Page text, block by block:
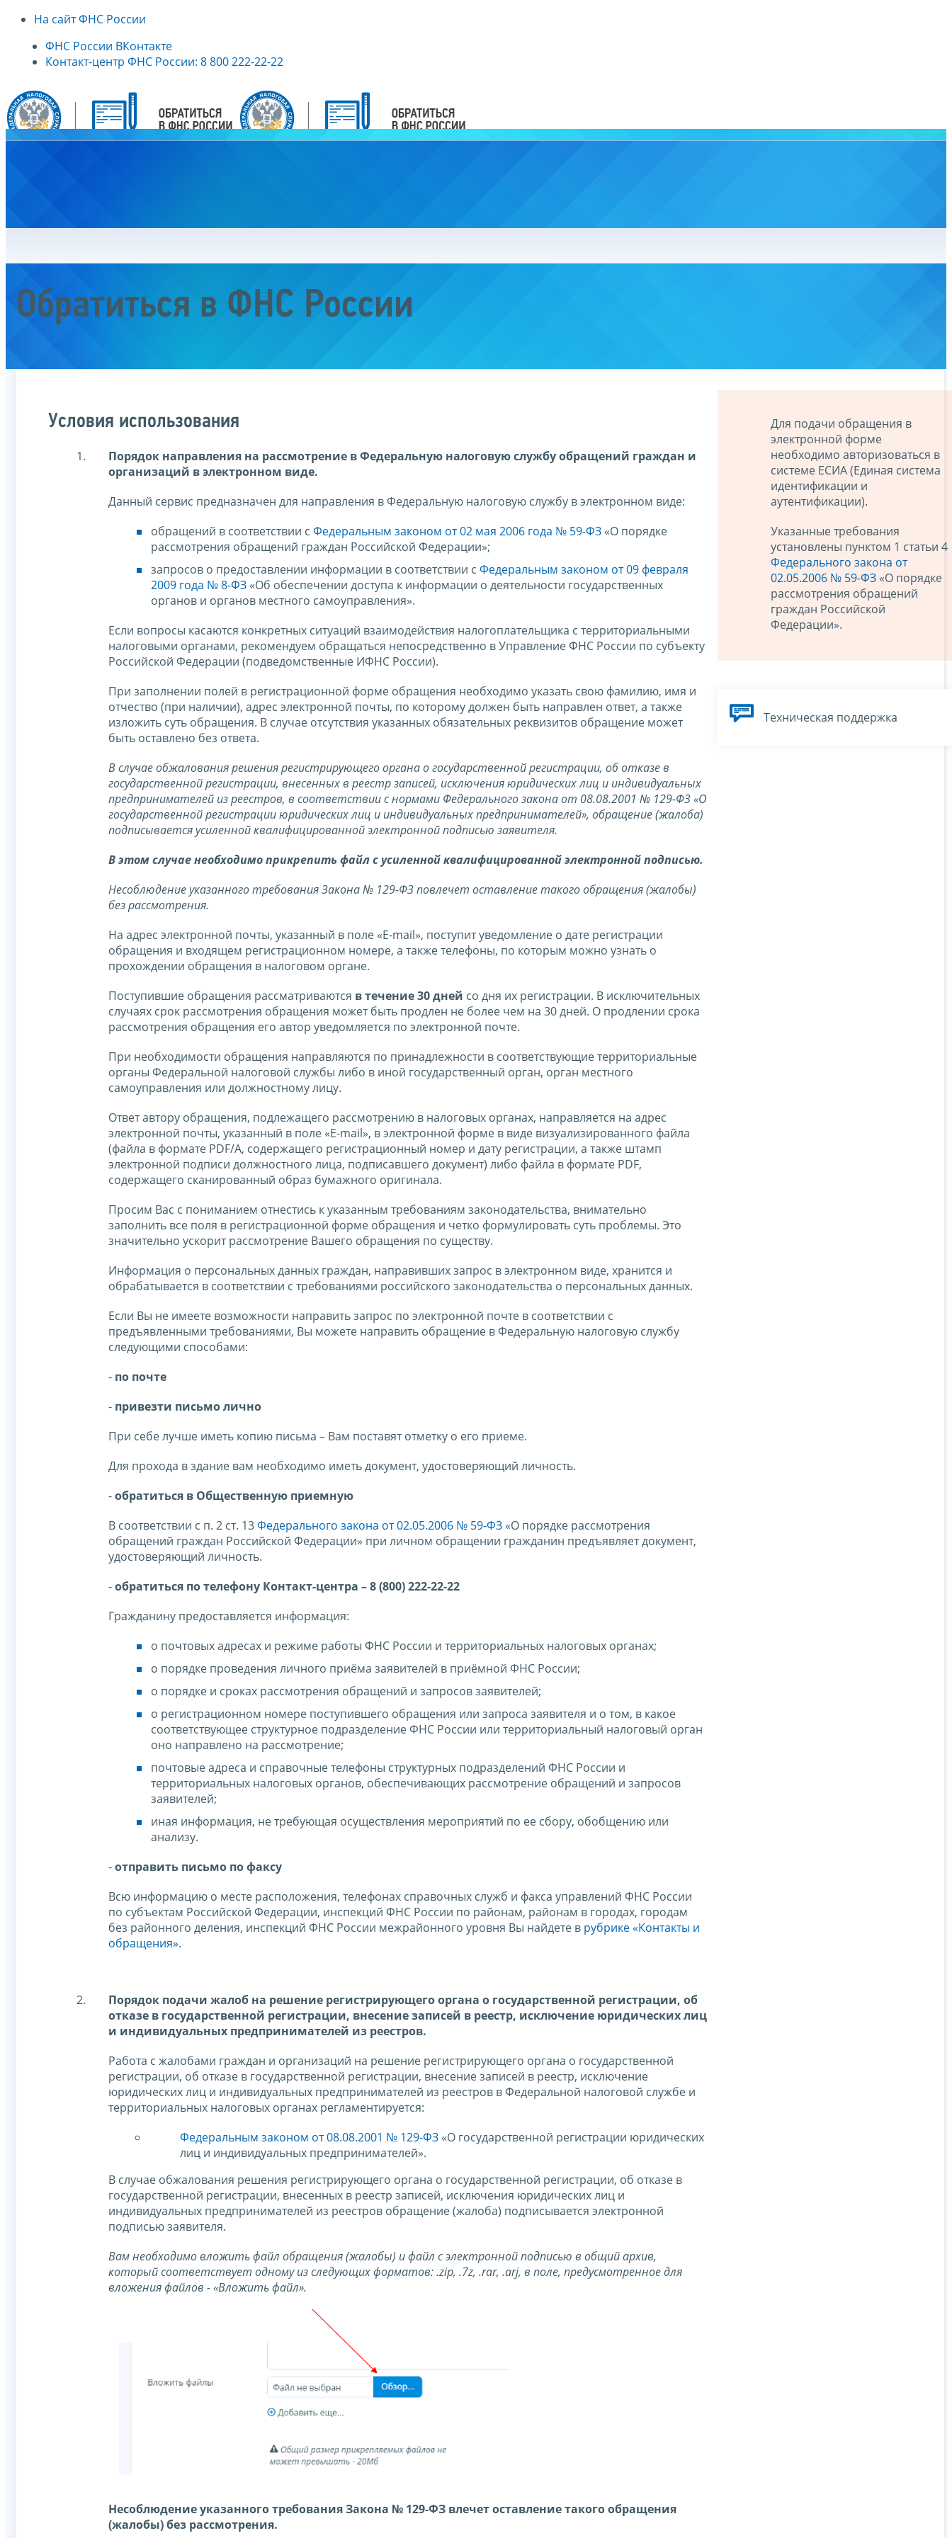
На сайт ФНС России
ФНС России ВКонтакте
Контакт-центр ФНС России: 8 800 222-22-22
Обратиться в ФНС России
Условия использования
Порядок направления на рассмотрение в Федеральную налоговую службу обращений граждан и
организаций в электронном виде.
Данный сервис предназначен для направления в Федеральную налоговую службу в электронном виде:
обращений в соответствии с Федеральным законом от 02 мая 2006 года № 59-ФЗ «О порядке
рассмотрения обращений граждан Российской Федерации»;
запросов о предоставлении информации в соответствии с Федеральным законом от 09 февраля
2009 года № 8-ФЗ «Об обеспечении доступа к информации о деятельности государственных
органов и органов местного самоуправления».
Если вопросы касаются конкретных ситуаций взаимодействия налогоплательщика с территориальными
налоговыми органами, рекомендуем обращаться непосредственно в Управление ФНС России по субъекту
Российской Федерации (подведомственные ИФНС России).
При заполнении полей в регистрационной форме обращения необходимо указать свою фамилию, имя и
отчество (при наличии), адрес электронной почты, по которому должен быть направлен ответ, а также
изложить суть обращения. В случае отсутствия указанных обязательных реквизитов обращение может
быть оставлено без ответа.
В случае обжалования решения регистрирующего органа о государственной регистрации, об отказе в
государственной регистрации, внесенных в реестр записей, исключения юридических лиц и индивидуальных
предпринимателей из реестров, в соответствии с нормами Федерального закона от 08.08.2001 № 129-ФЗ «О
государственной регистрации юридических лиц и индивидуальных предпринимателей», обращение (жалоба)
подписывается усиленной квалифицированной электронной подписью заявителя.
В этом случае необходимо прикрепить файл с усиленной квалифицированной электронной подписью.
Несоблюдение указанного требования Закона № 129-ФЗ повлечет оставление такого обращения (жалобы)
без рассмотрения.
На адрес электронной почты, указанный в поле «E-mail», поступит уведомление о дате регистрации
обращения и входящем регистрационном номере, а также телефоны, по которым можно узнать о
прохождении обращения в налоговом органе.
Поступившие обращения рассматриваются в течение 30 дней со дня их регистрации. В исключительных
случаях срок рассмотрения обращения может быть продлен не более чем на 30 дней. О продлении срока
рассмотрения обращения его автор уведомляется по электронной почте.
При необходимости обращения направляются по принадлежности в соответствующие территориальные
органы Федеральной налоговой службы либо в иной государственный орган, орган местного
самоуправления или должностному лицу.
Ответ автору обращения, подлежащего рассмотрению в налоговых органах, направляется на адрес
электронной почты, указанный в поле «E-mail», в электронной форме в виде визуализированного файла
(файла в формате PDF/A, содержащего регистрационный номер и дату регистрации, а также штамп
электронной подписи должностного лица, подписавшего документ) либо файла в формате PDF,
содержащего сканированный образ бумажного оригинала.
Просим Вас с пониманием отнестись к указанным требованиям законодательства, внимательно
заполнить все поля в регистрационной форме обращения и четко формулировать суть проблемы. Это
значительно ускорит рассмотрение Вашего обращения по существу.
Информация о персональных данных граждан, направивших запрос в электронном виде, хранится и
обрабатывается в соответствии с требованиями российского законодательства о персональных данных.
Если Вы не имеете возможности направить запрос по электронной почте в соответствии с
предъявленными требованиями, Вы можете направить обращение в Федеральную налоговую службу
следующими способами:
- по почте
- привезти письмо лично
При себе лучше иметь копию письма – Вам поставят отметку о его приеме.
Для прохода в здание вам необходимо иметь документ, удостоверяющий личность.
-обратиться в Общественную приемную
В соответствии с п. 2 ст. 13Федерального закона от 02.05.2006 № 59-ФЗ «О порядке рассмотрения
обращений граждан Российской Федерации» при личном обращении гражданин предъявляет документ,
удостоверяющий личность.
-обратиться по телефону Контакт-центра – 8 (800) 222-22-22
Гражданину предоставляется информация:
о почтовых адресах и режиме работы ФНС России и территориальных налоговых органах;
о порядке проведения личного приёма заявителей в приёмной ФНС России;
о порядке и сроках рассмотрения обращений и запросов заявителей;
о регистрационном номере поступившего обращения или запроса заявителя и о том, в какое
соответствующее структурное подразделение ФНС России или территориальный налоговый орган
оно направлено на рассмотрение;
почтовые адреса и справочные телефоны структурных подразделений ФНС России и
территориальных налоговых органов, обеспечивающих рассмотрение обращений и запросов
заявителей;
иная информация, не требующая осуществления мероприятий по ее сбору, обобщению или
анализу.
-отправить письмо по факсу
Всю информацию о месте расположения, телефонах справочных служб и факса управлений ФНС России
по субъектам Российской Федерации, инспекций ФНС России по районам, районам в городах, городам
без районного деления, инспекций ФНС России межрайонного уровня Вы найдете в рубрике «Контакты и
обращения».
Порядок подачи жалоб на решение регистрирующего органа о государственной регистрации, об
отказе в государственной регистрации, внесение записей в реестр, исключение юридических лиц
и индивидуальных предпринимателей из реестров.
Работа с жалобами граждан и организаций на решение регистрирующего органа о государственной
регистрации, об отказе в государственной регистрации, внесение записей в реестр, исключение
юридических лиц и индивидуальных предпринимателей из реестров в Федеральной налоговой службе и
территориальных налоговых органах регламентируется:
Федеральным законом от 08.08.2001 № 129-ФЗ «О государственной регистрации юридических
лиц и индивидуальных предпринимателей».
В случае обжалования решения регистрирующего органа о государственной регистрации, об отказе в
государственной регистрации, внесенных в реестр записей, исключения юридических лиц и
индивидуальных предпринимателей из реестров обращение (жалоба) подписывается электронной
подписью заявителя.
Вам необходимо вложить файл обращения (жалобы) и файл с электронной подписью в общий архив,
который соответствует одному из следующих форматов: .zip, .7z, .rar, .arj, в поле, предусмотренное для
вложения файлов - «Вложить файл».
Несоблюдение указанного требования Закона № 129-ФЗ влечет оставление такого обращения
(жалобы) без рассмотрения.
Для подачи обращения в
электронной форме
необходимо авторизоваться в
системе ЕСИА (Единая система
идентификации и
аутентификации).
Указанные требования
установлены пунктом 1 статьи 4
Федерального закона от
02.05.2006 № 59-ФЗ «О порядке
рассмотрения обращений
граждан Российской
Федерации».
Техническая поддержка